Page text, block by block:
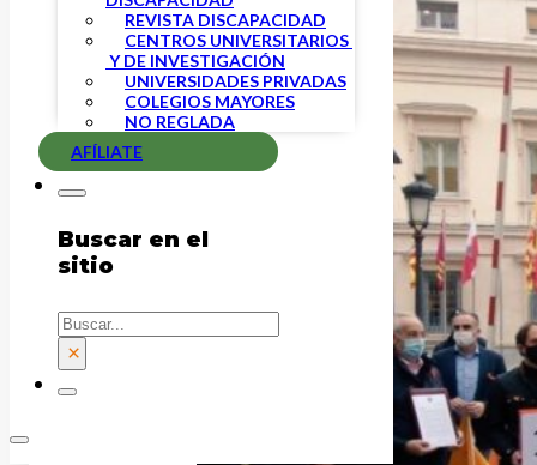
REVISTA DISCAPACIDAD
CENTROS UNIVERSITARIOS
Y DE INVESTIGACIÓN
UNIVERSIDADES PRIVADAS
COLEGIOS MAYORES
NO REGLADA
AFÍLIATE
Buscar en el
sitio
Buscar
×